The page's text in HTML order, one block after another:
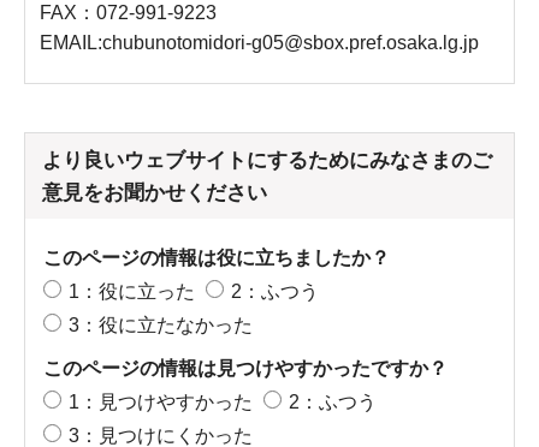
FAX：072-991-9223
EMAIL:chubunotomidori-g05@sbox.pref.osaka.lg.jp
より良いウェブサイトにするためにみなさまのご
意見をお聞かせください
このページの情報は役に立ちましたか？
1：役に立った
2：ふつう
3：役に立たなかった
このページの情報は見つけやすかったですか？
1：見つけやすかった
2：ふつう
3：見つけにくかった